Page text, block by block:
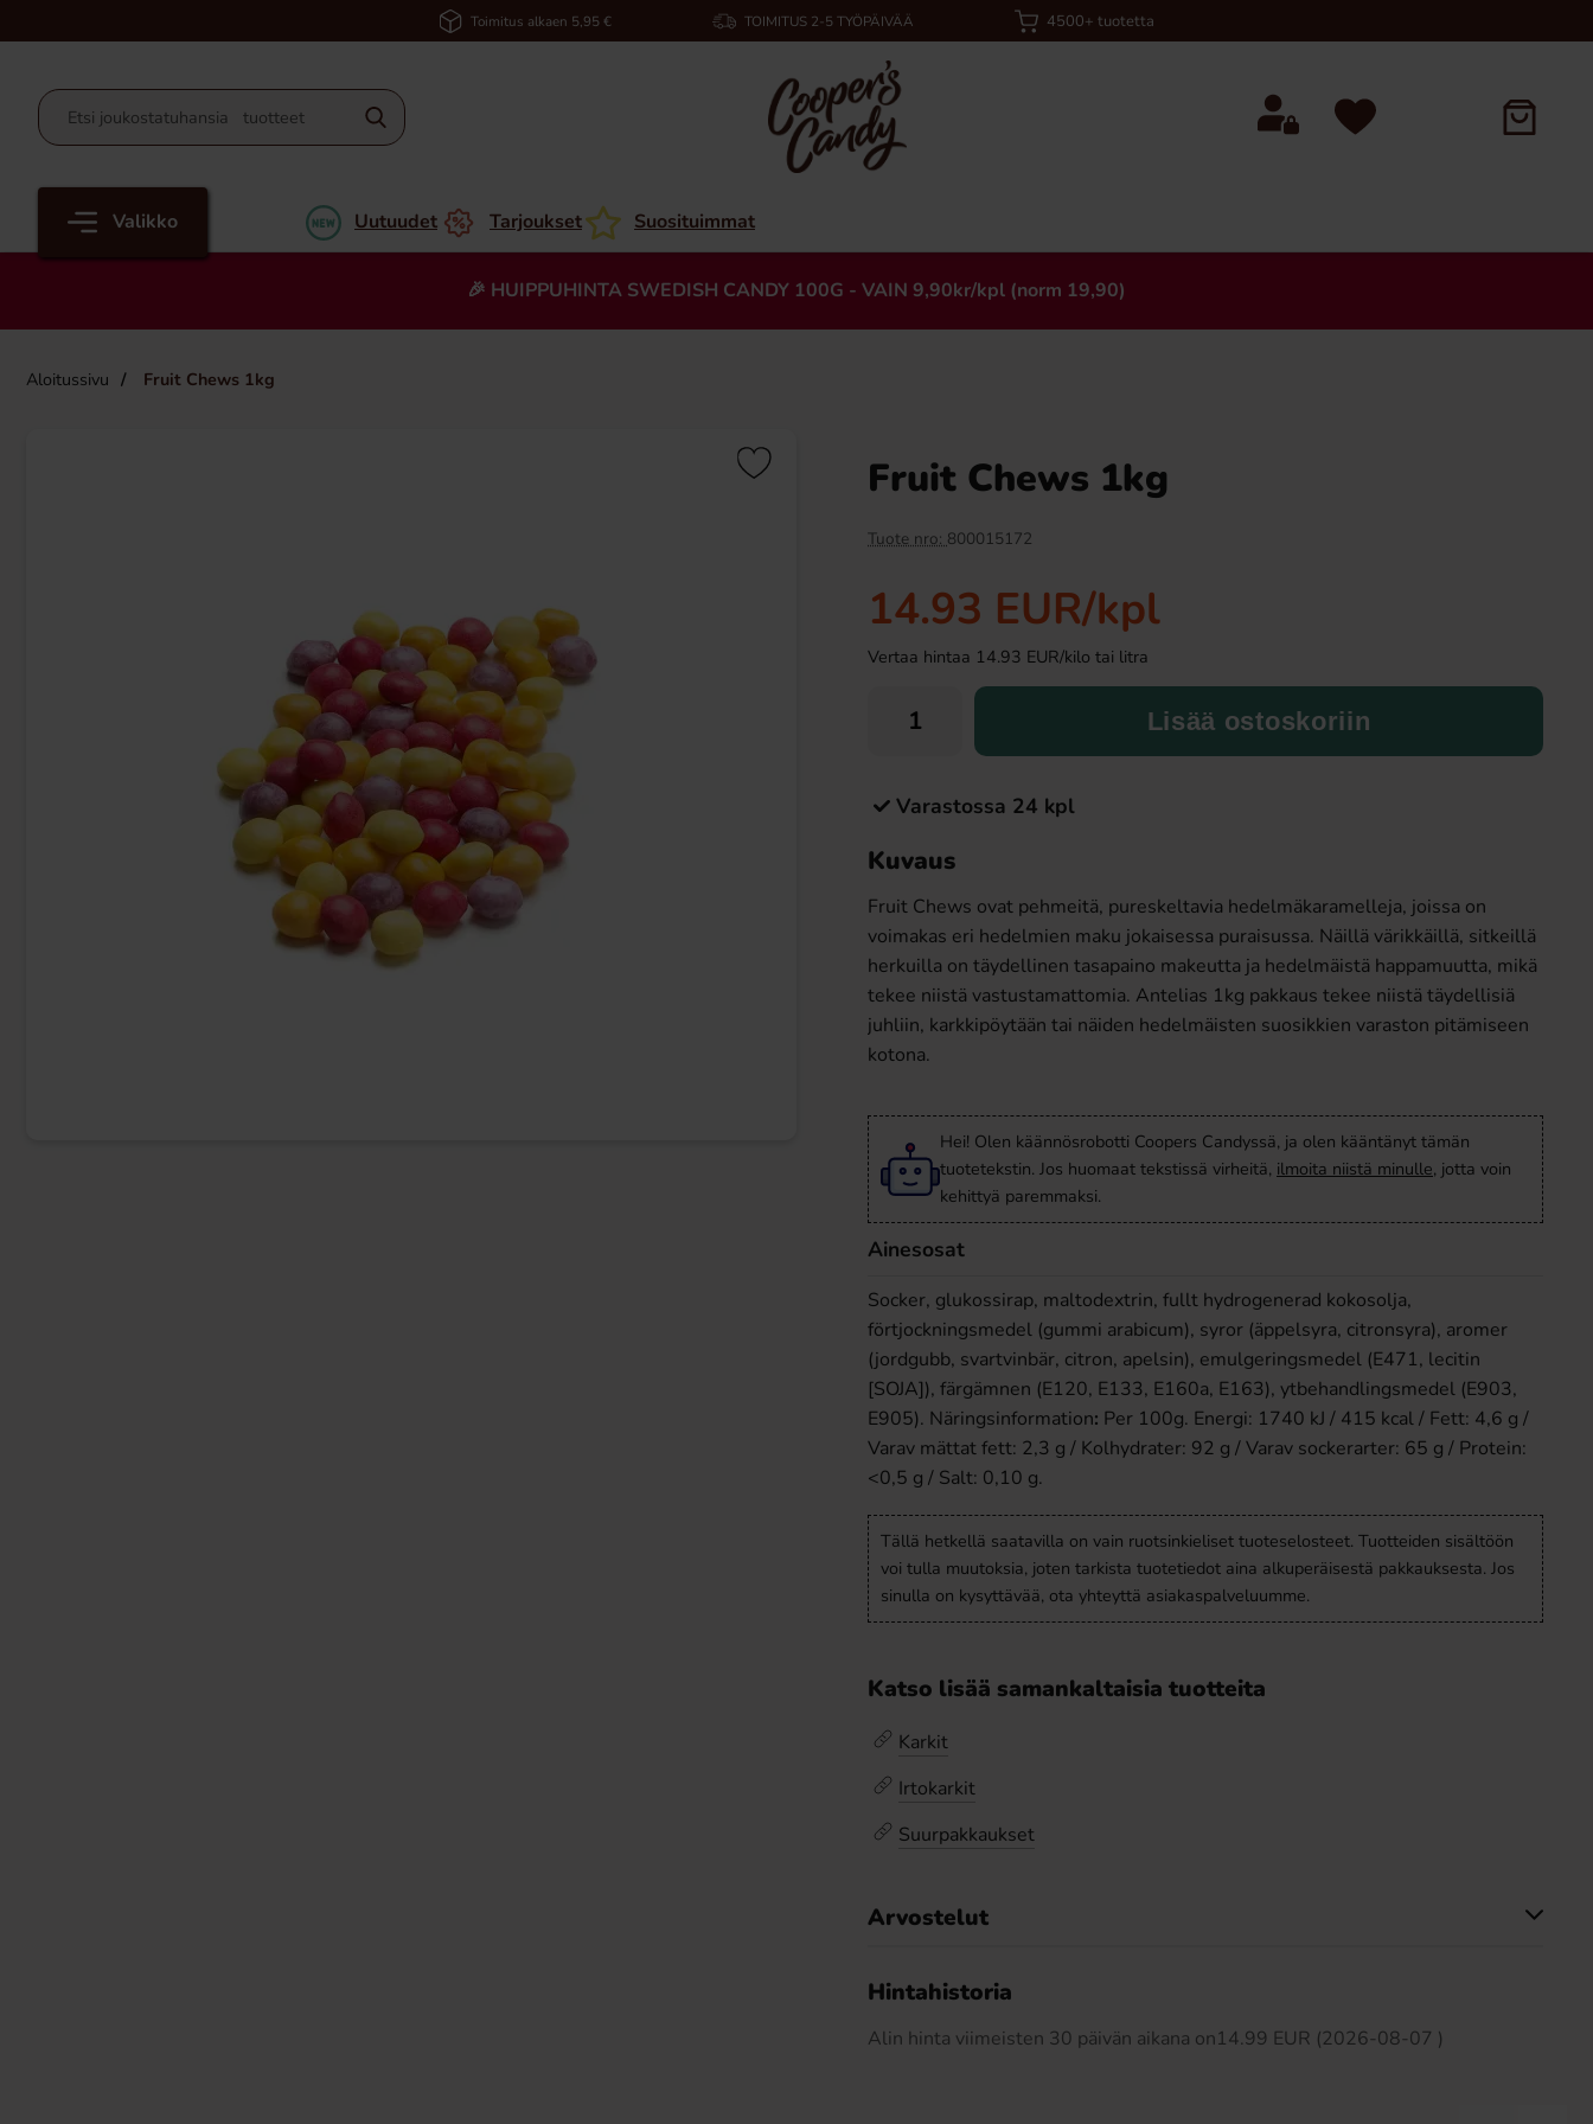
Toimitus alkaen 5,95 € TOIMITUS 2-5 TYÖPÄIVÄÄ 4500+ tuotetta
Valikko Uutuudet Tarjoukset Suosituimmat
🎉 HUIPPUHINTA SWEDISH CANDY 100G - VAIN 9,90kr/kpl (norm 19,90)
Aloitussivu Fruit Chews 1kg
Mentos Rulle Fruit 38g
1.50 EUR
Green Star Laktosfri Vit Choklad Med
Crisp 100g
4.90 EUR
Osta
Ronny & Ragge Buttcracker Chips Korv
3.29 EUR
Osta Osta
Fruit Chews 1kg
Tuote nro: 800015172
14.93 EUR/kpl
Vertaa hintaa 14.93 EUR/kilo tai litra
Lisää ostoskoriin
Varastossa 24 kpl
Kuvaus
Fruit Chews ovat pehmeitä, pureskeltavia hedelmäkaramelleja, joissa on
voimakas eri hedelmien maku jokaisessa puraisussa. Näillä värikkäillä, sitkeillä
herkuilla on täydellinen tasapaino makeutta ja hedelmäistä happamuutta, mikä
tekee niistä vastustamattomia. Antelias 1kg pakkaus tekee niistä täydellisiä
juhliin, karkkipöytään tai näiden hedelmäisten suosikkien varaston pitämiseen
kotona.
Hei! Olen käännösrobotti Coopers Candyssä, ja olen kääntänyt tämän
tuotetekstin. Jos huomaat tekstissä virheitä, ilmoita niistä minulle, jotta voin
kehittyä paremmaksi.
Ainesosat
Socker, glukossirap, maltodextrin, fullt hydrogenerad kokosolja,
förtjockningsmedel (gummi arabicum), syror (äppelsyra, citronsyra), aromer
(jordgubb, svartvinbär, citron, apelsin), emulgeringsmedel (E471, lecitin
[SOJA]), färgämnen (E120, E133, E160a, E163), ytbehandlingsmedel (E903,
E905). Näringsinformation: Per 100g. Energi: 1740 kJ / 415 kcal / Fett: 4,6 g /
Varav mättat fett: 2,3 g / Kolhydrater: 92 g / Varav sockerarter: 65 g / Protein:
<0,5 g / Salt: 0,10 g.
Tällä hetkellä saatavilla on vain ruotsinkieliset tuoteselosteet. Tuotteiden sisältöön
voi tulla muutoksia, joten tarkista tuotetiedot aina alkuperäisestä pakkauksesta. Jos
sinulla on kysyttävää, ota yhteyttä asiakaspalveluumme.
Katso lisää samankaltaisia tuotteita
Karkit
Irtokarkit
Suurpakkaukset
Arvostelut
Hintahistoria
Alin hinta viimeisten 30 päivän aikana on14.99 EUR (2026-08-07 )